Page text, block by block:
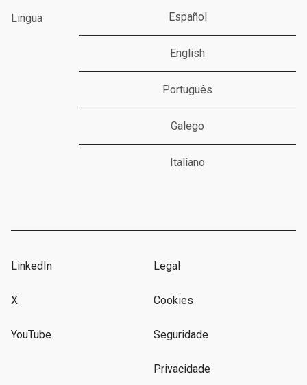
Lingua Español
English
Português
Galego
Italiano
LinkedIn
X
YouTube
Legal
Cookies
Seguridade
Privacidade